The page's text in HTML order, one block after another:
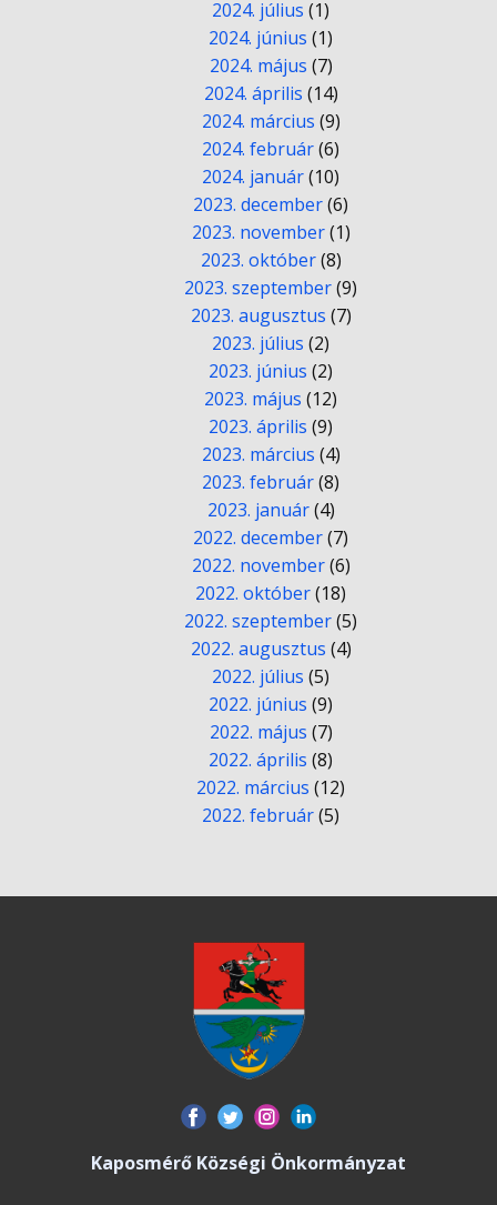
2024. július (1)
2024. június (1)
2024. május (7)
2024. április (14)
2024. március (9)
2024. február(6)
2024. január(10)
2023. december(6)
2023. november(1)
2023. október(8)
2023. szeptember(9)
2023. augusztus (7)
2023. július (2)
2023. június (2)
2023. május (12)
2023. április (9)
2023. március (4)
2023. február(8)
2023. január(4)
2022. december(7)
2022. november(6)
2022. október(18)
2022. szeptember(5)
2022. augusztus (4)
2022. július (5)
2022. június (9)
2022. május (7)
2022. április (8)
2022. március (12)
2022. február(5)
Kaposmérő Községi Önkormányzat